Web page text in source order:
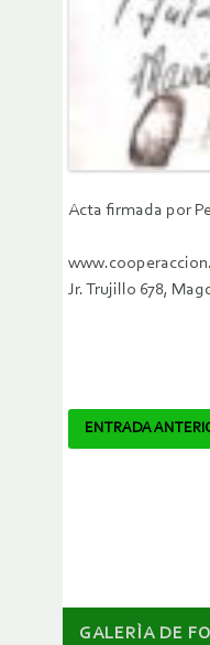
Acta firmada por
Jr. Trujillo 678,
ENTRADA
GALERÌA DE